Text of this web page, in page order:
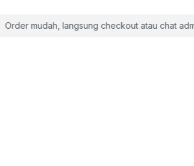
Order mudah, langsung checkout atau chat admin